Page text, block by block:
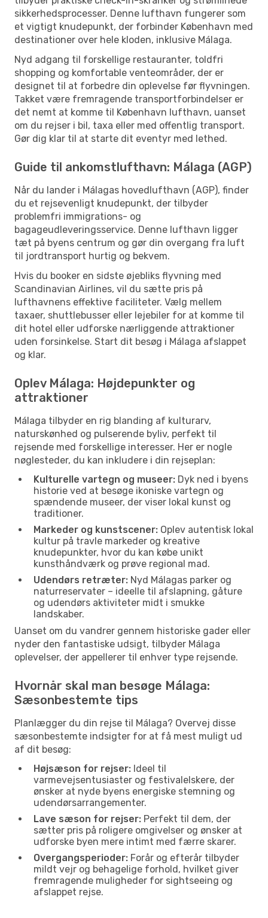
sikkerhedsprocesser. Denne lufthavn fungerer som
et vigtigt knudepunkt, der forbinder København med
destinationer over hele kloden, inklusive Málaga.
Nyd adgang til forskellige restauranter, toldfri
shopping og komfortable venteområder, der er
designet til at forbedre din oplevelse før flyvningen.
Takket være fremragende transportforbindelser er
det nemt at komme til København lufthavn, uanset
om du rejser i bil, taxa eller med offentlig transport.
Gør dig klar til at starte dit eventyr med lethed.
Guide til ankomstlufthavn: Málaga (AGP)
Når du lander i Málagas hovedlufthavn (AGP), finder
du et rejsevenligt knudepunkt, der tilbyder
problemfri immigrations- og
bagageudleveringsservice. Denne lufthavn ligger
tæt på byens centrum og gør din overgang fra luft
til jordtransport hurtig og bekvem.
Hvis du booker en sidste øjebliks flyvning med
Scandinavian Airlines, vil du sætte pris på
lufthavnens effektive faciliteter. Vælg mellem
taxaer, shuttlebusser eller lejebiler for at komme til
dit hotel eller udforske nærliggende attraktioner
uden forsinkelse. Start dit besøg i Málaga afslappet
og klar.
Oplev Málaga: Højdepunkter og
attraktioner
Málaga tilbyder en rig blanding af kulturarv,
naturskønhed og pulserende byliv, perfekt til
rejsende med forskellige interesser. Her er nogle
nøglesteder, du kan inkludere i din rejseplan:
Kulturelle vartegn og museer: Dyk ned i byens
historie ved at besøge ikoniske vartegn og
spændende museer, der viser lokal kunst og
traditioner.
Markeder og kunstscener: Oplev autentisk lokal
kultur på travle markeder og kreative
knudepunkter, hvor du kan købe unikt
kunsthåndværk og prøve regional mad.
Udendørs retræter: Nyd Málagas parker og
naturreservater – ideelle til afslapning, gåture
og udendørs aktiviteter midt i smukke
landskaber.
Uanset om du vandrer gennem historiske gader eller
nyder den fantastiske udsigt, tilbyder Málaga
oplevelser, der appellerer til enhver type rejsende.
Hvornår skal man besøge Málaga:
Sæsonbestemte tips
Planlægger du din rejse til Málaga? Overvej disse
sæsonbestemte indsigter for at få mest muligt ud
af dit besøg:
Højsæson for rejser: Ideel til
varmevejsentusiaster og festivalelskere, der
ønsker at nyde byens energiske stemning og
udendørsarrangementer.
Lave sæson for rejser: Perfekt til dem, der
sætter pris på roligere omgivelser og ønsker at
udforske byen mere intimt med færre skarer.
Overgangsperioder: Forår og efterår tilbyder
mildt vejr og behagelige forhold, hvilket giver
fremragende muligheder for sightseeing og
afslappet rejse.